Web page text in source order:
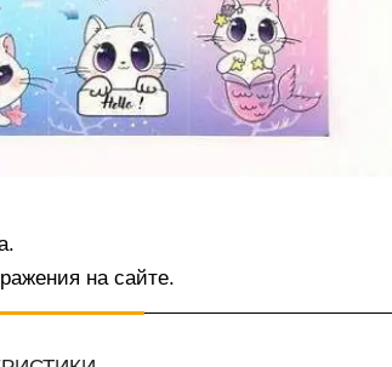
на сайте.